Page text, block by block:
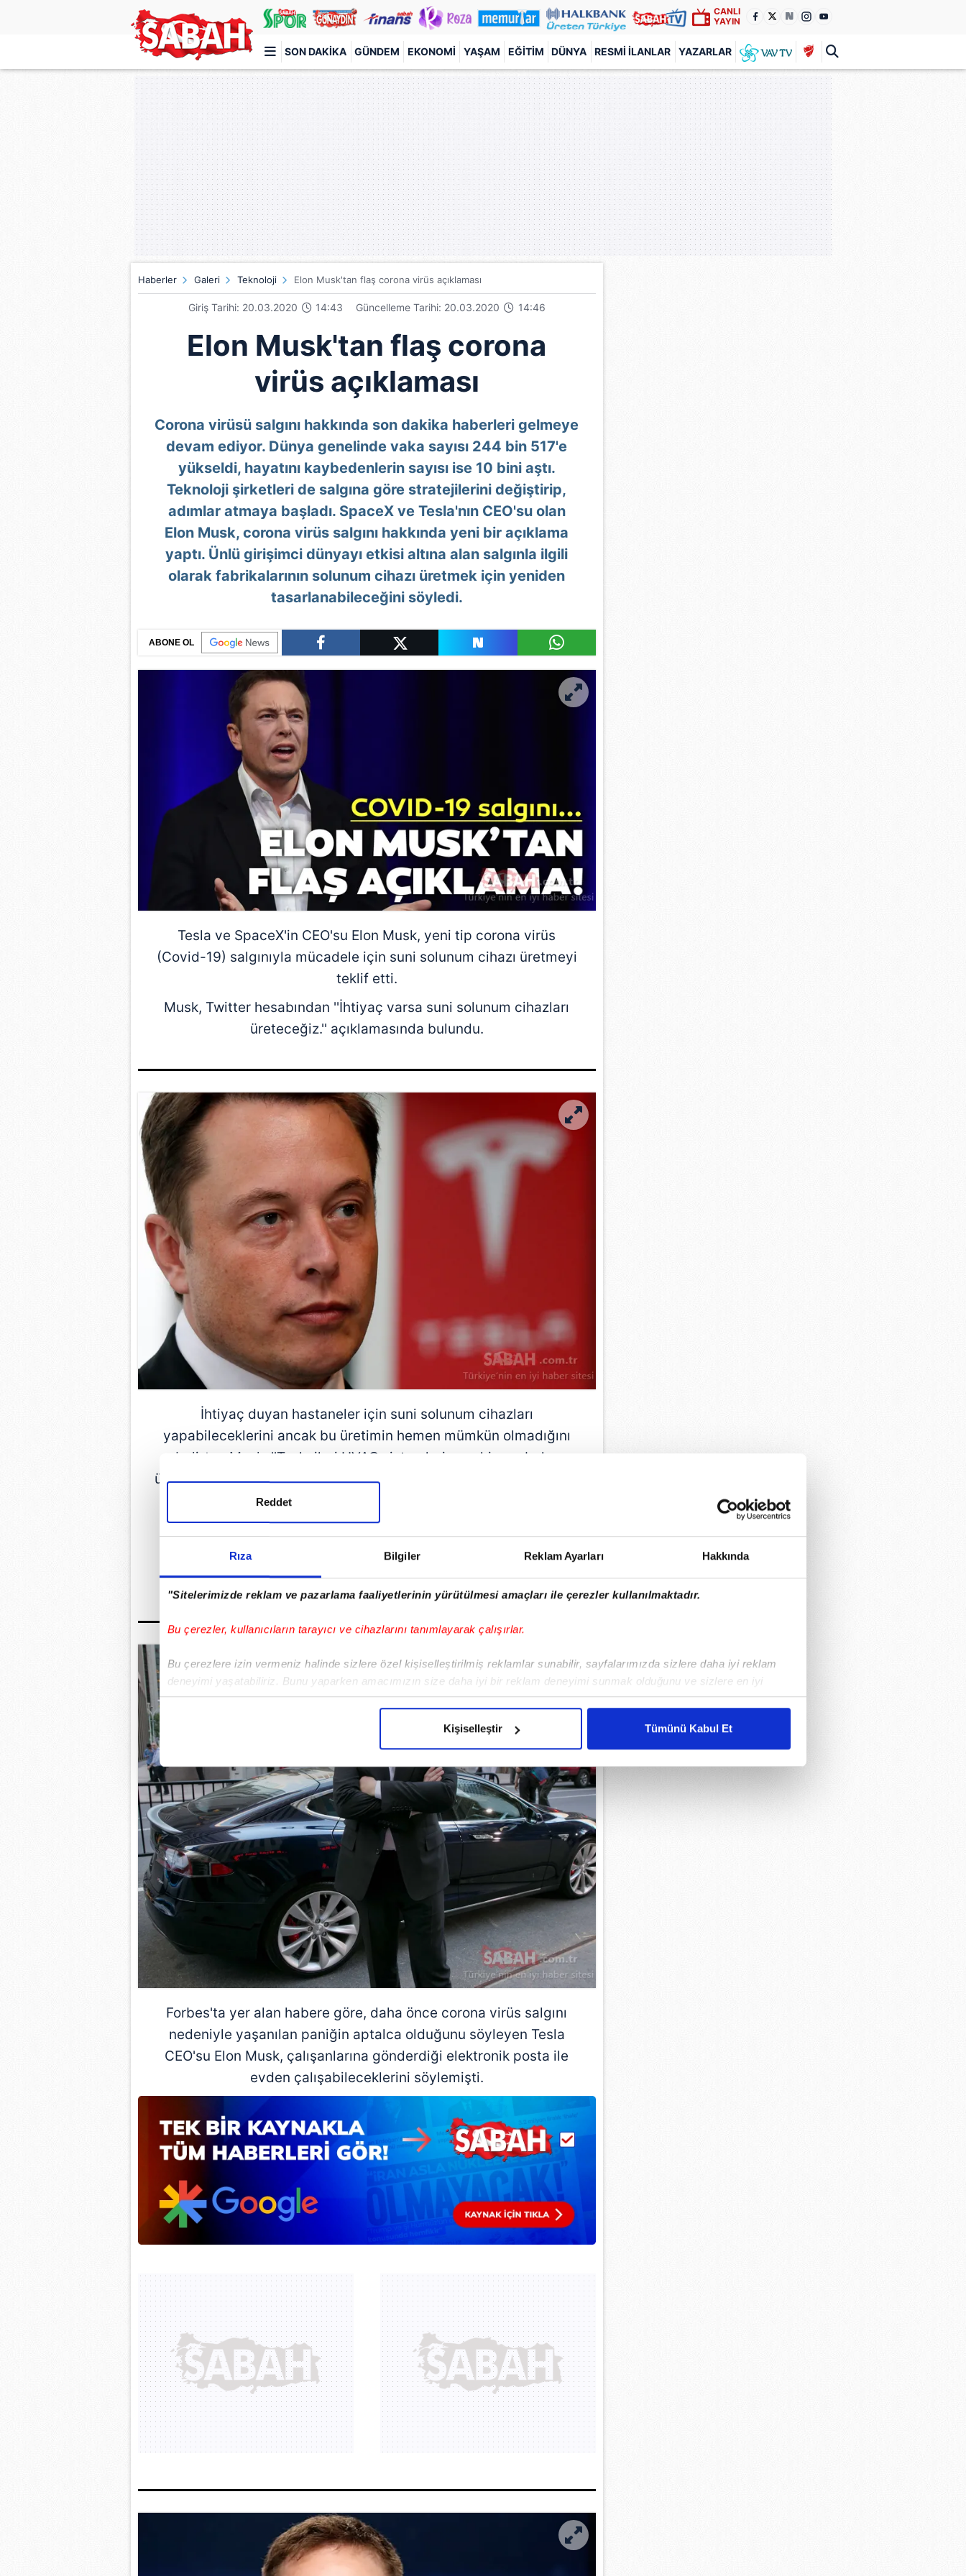
Rıza Bilgiler Reklam Ayarları Hakkında
"Sitelerimizde reklam ve pazarlama faaliyetlerinin yürütülmesi amaçları ile çerezler kullanılmaktadır.
Bu çerezler, kullanıcıların tarayıcı ve cihazlarını tanımlayarak çalışırlar.
Bu çerezlere izin vermeniz halinde sizlere özel kişiselleştirilmiş reklamlar sunabilir, sayfalarımızda sizlere daha iyi reklam
deneyimi yaşatabiliriz. Bunu yaparken amacımızın size daha iyi bir reklam deneyimi sunmak olduğunu ve sizlere en iyi
içerikleri sunabilmek adına elimizden gelen çabayı gösterdiğimizi ve bu noktada, reklamların maliyetlerimizi karşılamak
Her halükârda, kullanıcılar, bu çerezlere izin vermedikleri takdirde, kullanıcılara hedefli reklamlar gösterilmeyecektir."
Sizlere daha iyi bir hizmet sunabilmek için İnternet Sitemizde kendimize ve üçüncü kişilere ait çerezler kullanılmaktadır. Bu
çerezler vasıtasıyla çeşitli kişisel verileriniz işlenmekte olup gerekli olan çerezler bilgi toplumu hizmetlerinin sunulması
amacıyla kullanılmaktadır. Diğer çerezler, sitemizin daha işlevsel kılınması ve kişiselleştirilmesi ve sizlere yönelik
reklam/pazarlama faaliyetlerinin yapılması, amaçlarıyla sınırlı olarak açık rızanız dahilinde kullanılacaktır.
Çerezlere ilişkin tercihlerinizi aşağıda yer alan panel vasıtasıyla belirleyebilirsiniz. Çerezlere ilişkin detaylı bilgi için Ayarlar
butonuna tıklayabilir,
Çerez Bilgilendirme Metnimizi ziyaret edebilirsiniz.
6698 sayılı Kişisel Verilerin Korunması Kanunu uyarınca hazırlanmış Aydınlatma Metnimizi okumak ve sitemizde ilgili
mevzuata uygun olarak kullanılan çerezlerle ilgili bilgi almak için lütfen
tıklayınız
Reddet
Kişiselleştir Tümünü Kabul Et
CANLI
YAYIN
SON DAKIKA GÜNDEM EKONOMI YAŞAM EĞITIM DÜNYA RESMI İLANLAR YAZARLAR
Türkiye'nin en iyi haber sitesi
Haberler Galeri Teknoloji Elon Musk'tan flaş corona virüs açıklaması
Giriş Tarihi: 20.03.2020 14:43 Güncelleme Tarihi: 20.03.2020 14:46
Elon Musk'tan flaş corona
virüs açıklaması
Corona virüsü salgını hakkında son dakika haberleri gelmeye
devam ediyor. Dünya genelinde vaka sayısı 244 bin 517'e
yükseldi, hayatını kaybedenlerin sayısı ise 10 bini aştı.
Teknoloji şirketleri de salgına göre stratejilerini değiştirip,
adımlar atmaya başladı. SpaceX ve Tesla'nın CEO'su olan
Elon Musk, corona virüs salgını hakkında yeni bir açıklama
yaptı. Ünlü girişimci dünyayı etkisi altına alan salgınla ilgili
olarak fabrikalarının solunum cihazı üretmek için yeniden
tasarlanabileceğini söyledi.
ABONE OL
Tesla ve SpaceX'in CEO'su Elon Musk, yeni tip corona virüs
(Covid-19) salgınıyla mücadele için suni solunum cihazı üretmeyi
teklif etti.
Musk, Twitter hesabından ''İhtiyaç varsa suni solunum cihazları
üreteceğiz.'' açıklamasında bulundu.
İhtiyaç duyan hastaneler için suni solunum cihazları
yapabileceklerini ancak bu üretimin hemen mümkün olmadığını
belirten Musk, ''Tesla ileri HVAC sistemlerine sahip arabalar
üretiyor. SpaceX yaşam destek sistemleri olan uzay aracı yapıyor.
Suni solunum cihazları zor değil ancak hemen üretilemez."
ifadesini kullandı.
Forbes'ta yer alan habere göre, daha önce corona virüs salgını
nedeniyle yaşanılan paniğin aptalca olduğunu söyleyen Tesla
CEO'su Elon Musk, çalışanlarına gönderdiği elektronik posta ile
evden çalışabileceklerini söylemişti.